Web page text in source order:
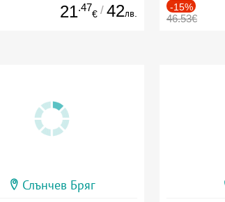
21.47
€ / 42лв.
-15%
46.53€
Слънчев Бряг